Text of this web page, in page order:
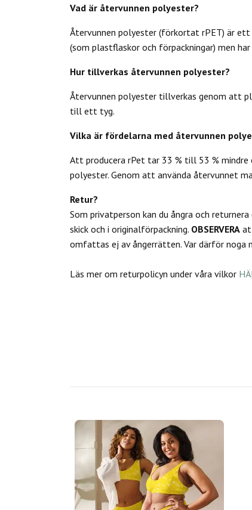
Vad är återvunnen polyester?
Återvunnen polyester (förkortat rPET) är
(som plastflaskor och förpackningar) men
Hur tillverkas återvunnen polyester?
Återvunnen polyester tillverkas genom att
till ett tyg.
Vilka är fördelarna med återvunnen
Att producera rPet tar 33 % till 53 % mindre
polyester. Genom att använda återvunnet
Retur?
Som privatperson kan du ångra och
skick och i originalförpackning. OBSERVERA
omfattas ej av ångerrätten. Var därför noga
Läs mer om returpolicyn under våra vilkor